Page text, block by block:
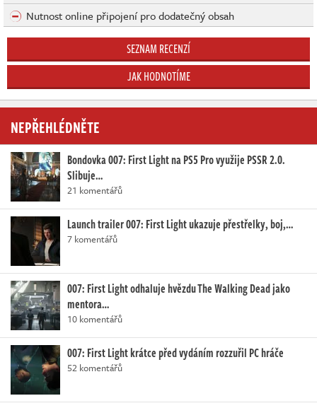
Nutnost online připojení pro dodatečný obsah
SEZNAM RECENZÍ
JAK HODNOTÍME
NEPŘEHLÉDNĚTE
Bondovka 007: First Light na PS5 Pro využije PSSR 2.0.
Slibuje…
21 komentářů
Launch trailer 007: First Light ukazuje přestřelky, boj,…
7 komentářů
007: First Light odhaluje hvězdu The Walking Dead jako
mentora…
10 komentářů
007: First Light krátce před vydáním rozzuřil PC hráče
52 komentářů